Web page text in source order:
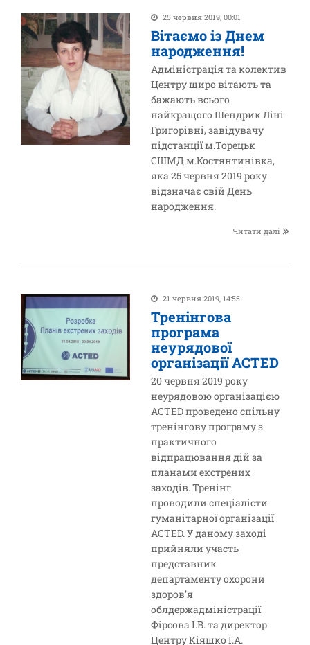
25 червня 2019, 00:01
Вітаємо із Днем
народження!
Адміністрація та колектив
Центру щиро вітають та
бажають всього
найкращого Шендрик Ліні
Григорівні, завідувачу
підстанції м.Торецьк
СШМД м.Костянтинівка,
яка 25 червня 2019 року
відзначає свій День
народження.
Читати далі
21 червня 2019, 14:55
Тренінгова
програма
неурядової
організації ACTED
20 червня 2019 року
неурядовою організацією
ACTED проведено спільну
тренінгову програму з
практичного
відпрацювання дій за
планами екстрених
заходів. Тренінг
проводили спеціалісти
гуманітарної організації
ACTED. У даному заході
прийняли участь
представник
департаменту охорони
здоров’я
облдержадміністрації
Фірсова І.В. та директор
Центру Кіяшко І.А.